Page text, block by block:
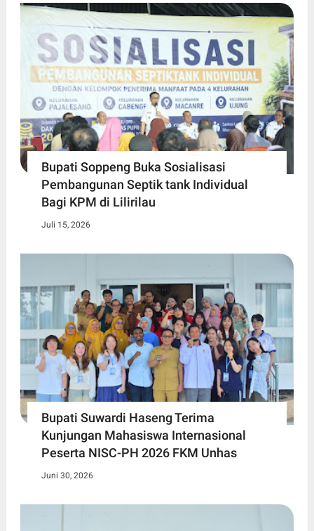
Bupati Soppeng Buka Sosialisasi
Pembangunan Septik tank Individual
Bagi KPM di Lilirilau
Juli 15, 2026
Bupati Suwardi Haseng Terima
Kunjungan Mahasiswa Internasional
Peserta NISC-PH 2026 FKM Unhas
Juni 30, 2026